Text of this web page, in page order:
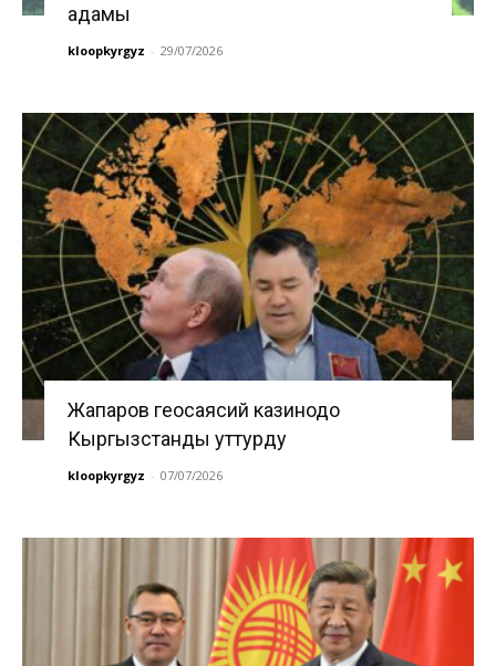
адамы
kloopkyrgyz - 29/07/2026
Жапаров геосаясий казинодо
Кыргызстанды уттурду
kloopkyrgyz - 07/07/2026